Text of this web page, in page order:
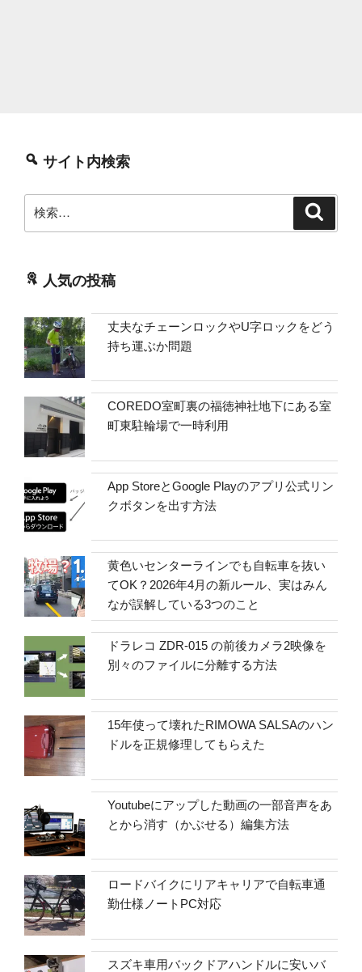
サイト内検索
索:
人気の投稿
丈夫なチェーンロックやU字ロックをどう
持ち運ぶか問題
COREDO室町裏の福徳神社地下にある室
町東駐輪場で一時利用
App StoreとGoogle Playのアプリ公式リン
クボタンを出す方法
黄色いセンターラインでも自転車を抜い
てOK？2026年4月の新ルール、実はみん
なが誤解している3つのこと
ドラレコ ZDR-015 の前後カメラ2映像を
別々のファイルに分離する方法
15年使って壊れたRIMOWA SALSAのハン
ドルを正規修理してもらえた
Youtubeにアップした動画の一部音声をあ
とから消す（かぶせる）編集方法
ロードバイクにリアキャリアで自転車通
勤仕様ノートPC対応
スズキ車用バックドアハンドルに安いバ